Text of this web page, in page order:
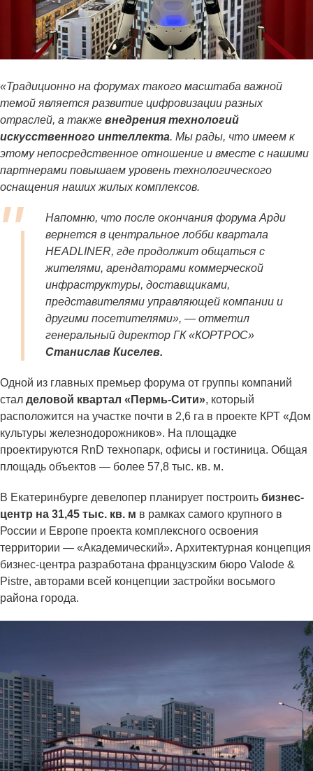
«Традиционно на форумах такого масштаба важной
темой является развитие цифровизации разных
отраслей, а также внедрения технологий
искусственного интеллекта. Мы рады, что имеем к
этому непосредственное отношение и вместе с нашими
партнерами повышаем уровень технологического
оснащения наших жилых комплексов.
Напомню, что после окончания форума Арди
вернется в центральное лобби квартала
HEADLINER, где продолжит общаться с
жителями, арендаторами коммерческой
инфраструктуры, доставщиками,
представителями управляющей компании и
другими посетителями», — отметил
генеральный директор ГК «КОРТРОС»
Станислав Киселев.
Одной из главных премьер форума от группы компаний
стал деловой квартал «Пермь-Сити», который
расположится на участке почти в 2,6 га в проекте КРТ «Дом
культуры железнодорожников». На площадке
проектируются RnD технопарк, офисы и гостиница. Общая
площадь объектов — более 57,8 тыс. кв. м.
В Екатеринбурге девелопер планирует построить бизнес-
центр на 31,45 тыс. кв. м в рамках самого крупного в
России и Европе проекта комплексного освоения
территории — «Академический». Архитектурная концепция
бизнес-центра разработана французским бюро Valode &
Pistre, авторами всей концепции застройки восьмого
района города.